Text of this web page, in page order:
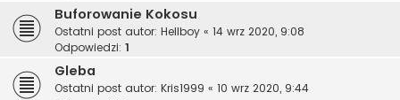
Buforowanie Kokosu
Ostatni post autor: Hellboy « 14 wrz 2020, 9:08
Odpowiedzi: 1
Gleba
Ostatni post autor: Kris1999 « 10 wrz 2020, 9:44